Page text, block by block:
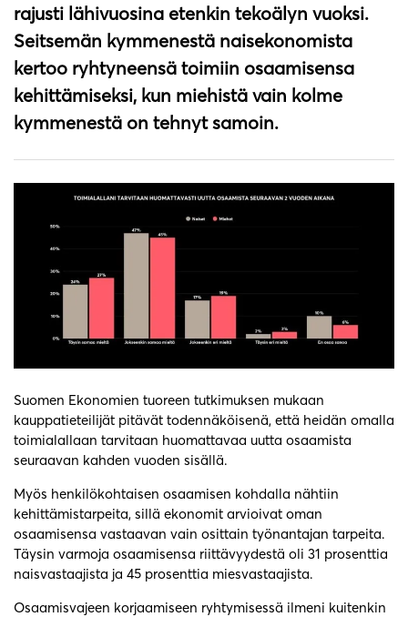
rajusti lähivuosina etenkin tekoälyn vuoksi.
Seitsemän kymmenestä naisekonomista
kertoo ryhtyneensä toimiin osaamisensa
kehittämiseksi, kun miehistä vain kolme
kymmenestä on tehnyt samoin.
Suomen Ekonomien tuoreen tutkimuksen mukaan
kauppatieteilijät pitävät todennäköisenä, että heidän omalla
toimialallaan tarvitaan huomattavaa uutta osaamista
seuraavan kahden vuoden sisällä.
Myös henkilökohtaisen osaamisen kohdalla nähtiin
kehittämistarpeita, sillä ekonomit arvioivat oman
osaamisensa vastaavan vain osittain työnantajan tarpeita.
Täysin varmoja osaamisensa riittävyydestä oli 31 prosenttia
naisvastaajista ja 45 prosenttia miesvastaajista.
Osaamisvajeen korjaamiseen ryhtymisessä ilmeni kuitenkin